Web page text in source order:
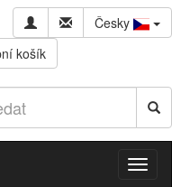
Česky
košík